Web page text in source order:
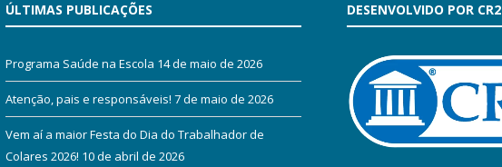
ÚLTIMAS PUBLICAÇÕES
Programa Saúde na Escola 14 de maio de 2026
Atenção, pais e responsáveis! 7 de maio de 2026
Vem aí a maior Festa do Dia do Trabalhador de
Colares 2026! 10 de abril de 2026
DESENVOLVIDO POR CR2